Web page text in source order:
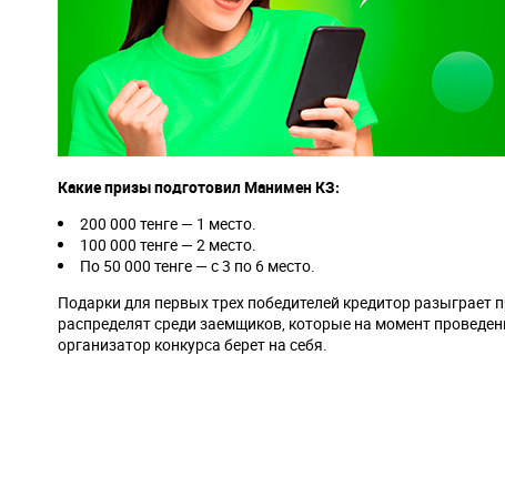
Какие призы подготовил Манимен КЗ:
200 000 тенге — 1 место.
100 000 тенге — 2 место.
По 50 000 тенге — с 3 по 6 место.
Подарки для первых трех победителей кредитор
распределят среди заемщиков, которые на момент
организатор конкурса берет на себя.